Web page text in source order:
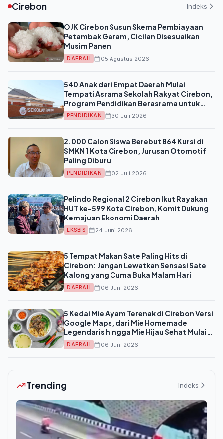
Cirebon Indeks
OJK Cirebon Susun Skema Pembiayaan
Petambak Garam, Cicilan Disesuaikan
Musim Panen
DAERAH 05 Agustus 2026
540 Anak dari Empat Daerah Mulai
Tempati Asrama Sekolah Rakyat Cirebon,
Program Pendidikan Berasrama untuk
Putus Rantai Kemiskinan
PENDIDIKAN 30 Juli 2026
2.000 Calon Siswa Berebut 864 Kursi di
SMKN 1 Kota Cirebon, Jurusan Otomotif
Paling Diburu
PENDIDIKAN 02 Juli 2026
Pelindo Regional 2 Cirebon Ikut Rayakan
HUT ke-599 Kota Cirebon, Komit Dukung
Kemajuan Ekonomi Daerah
EKSBIS 24 Juni 2026
5 Tempat Makan Sate Paling Hits di
Cirebon: Jangan Lewatkan Sensasi Sate
Kalong yang Cuma Buka Malam Hari
DAERAH 06 Juni 2026
5 Kedai Mie Ayam Terenak di Cirebon Versi
Google Maps, dari Mie Homemade
Legendaris hingga Mie Hijau Sehat Mulai
Rp14.000
DAERAH 06 Juni 2026
Trending Indeks